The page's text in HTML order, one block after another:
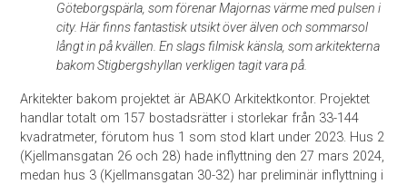
Göteborgspärla, som förenar Majornas värme med pulsen i
city. Här finns fantastisk utsikt över älven och sommarsol
långt in på kvällen. En slags filmisk känsla, som arkitekterna
bakom Stigbergshyllan verkligen tagit vara på.
Arkitekter bakom projektet är ABAKO Arkitektkontor. Projektet
handlar totalt om 157 bostadsrätter i storlekar från 33-144
kvadratmeter, förutom hus 1 som stod klart under 2023. Hus 2
(Kjellmansgatan 26 och 28) hade inflyttning den 27 mars 2024,
medan hus 3 (Kjellmansgatan 30-32) har preliminär inflyttning i